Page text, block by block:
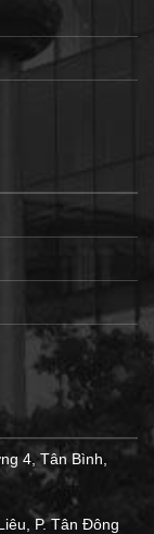
4, Tân Bình,
P. Tân Đông